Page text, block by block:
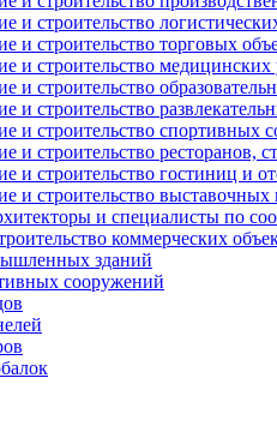
и строительство
и строительство торговых
и строительство
и строительство
и строительство
и строительство спортивных
и строительство ресторанов,
и строительство гостиниц и
и строительство
и специалисты по
коммерческих
зданий
сооружений